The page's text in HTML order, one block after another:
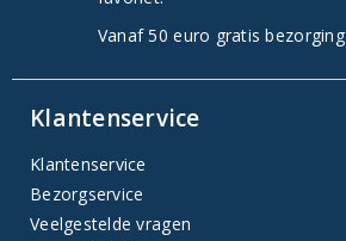
Vanaf 50 euro gratis bezorging
Klantenservice
Klantenservice
Bezorgservice
Veelgestelde vragen